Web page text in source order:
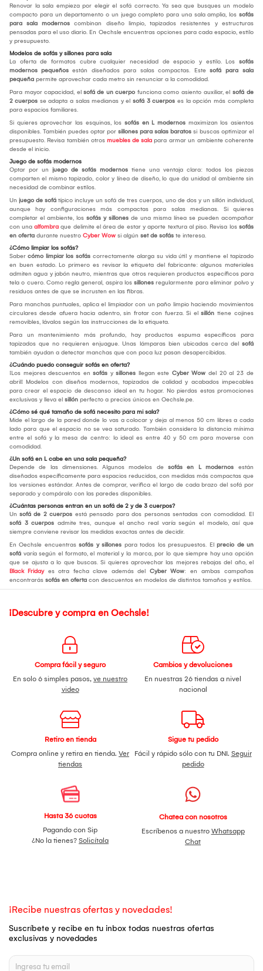
Renovar la sala empieza por elegir el sofá correcto. Ya sea que busques un modelo
compacto para un departamento o un juego completo para una sala amplia, los sofás
para sala modernos combinan diseño limpio, tapizados resistentes y estructuras
pensadas para el uso diario. En Oechsle encuentras opciones para cada espacio, estilo
y presupuesto.
Modelos de sofás y sillones para sala
La oferta de formatos cubre cualquier necesidad de espacio y estilo. Los sofás
modernos pequeños están diseñados para salas compactas. Este sofá para sala
pequeña permite aprovechar cada metro sin renunciar a la comodidad.
Para mayor capacidad, el sofá de un cuerpo funciona como asiento auxiliar, el sofá de
2 cuerpos se adapta a salas medianas y el sofá 3 cuerpos es la opción más completa
para espacios familiares.
Si quieres aprovechar las esquinas, los sofás en L modernos maximizan los asientos
disponibles. También puedes optar por sillones para salas baratos si buscas optimizar el
presupuesto. Revisa también otros muebles de sala para armar un ambiente coherente
desde el inicio.
Juego de sofás modernos
Optar por un juego de sofás modernos tiene una ventaja clara: todos los piezas
comparten el mismo tapizado, color y línea de diseño, lo que da unidad al ambiente sin
necesidad de combinar estilos.
Un juego de sofá típico incluye un sofá de tres cuerpos, uno de dos y un sillón individual,
aunque hay configuraciones más compactas para salas medianas. Si quieres
completar el ambiente, los sofás y sillones de una misma línea se pueden acompañar
con una alfombra que delimite el área de estar y aporte textura al piso. Revisa los sofás
en oferta durante nuestro Cyber Wow si algún set de sofás te interesa.
¿Cómo limpiar los sofás?
Saber cómo limpiar los sofás correctamente alarga su vida útil y mantiene el tapizado
en buen estado. Lo primero es revisar la etiqueta del fabricante: algunos materiales
admiten agua y jabón neutro, mientras que otros requieren productos específicos para
tela o cuero. Como regla general, aspira los sillones regularmente para eliminar polvo y
residuos antes de que se incrusten en las fibras.
Para manchas puntuales, aplica el limpiador con un paño limpio haciendo movimientos
circulares desde afuera hacia adentro, sin frotar con fuerza. Si el sillón tiene cojines
removibles, lávalos según las instrucciones de la etiqueta.
Para un mantenimiento más profundo, hay productos espuma específicos para
tapizados que no requieren enjuague. Unas lámparas bien ubicadas cerca del sofá
también ayudan a detectar manchas que con poca luz pasan desapercibidas.
¿Cuándo puedo conseguir sofás en oferta?
¡Los mejores descuentos en sofás y sillones llegan este Cyber Wow del 20 al 23 de
abril! Modelos con diseños modernos, tapizados de calidad y acabados impecables
para crear el espacio de descanso ideal en tu hogar. No pierdas estas promociones
exclusivas y lleva el sillón perfecto a precios únicos en Oechsle.pe.
¿Cómo sé qué tamaño de sofá necesito para mi sala?
Mide el largo de la pared donde lo vas a colocar y deja al menos 50 cm libres a cada
lado para que el espacio no se vea saturado. También considera la distancia mínima
entre el sofá y la mesa de centro: lo ideal es entre 40 y 50 cm para moverse con
comodidad.
¿Un sofá en L cabe en una sala pequeña?
Depende de las dimensiones. Algunos modelos de sofás en L modernos están
diseñados específicamente para espacios reducidos, con medidas más compactas que
los versiones estándar. Antes de comprar, verifica el largo de cada brazo del sofá por
separado y compáralo con las paredes disponibles.
¿Cuántas personas entran en un sofá de 2 y de 3 cuerpos?
Un sofá de 2 cuerpos está pensado para dos personas sentadas con comodidad. El
sofá 3 cuerpos admite tres, aunque el ancho real varía según el modelo, así que
siempre conviene revisar las medidas exactas antes de decidir.
En Oechsle encuentras sofás y sillones para todos los presupuestos. El precio de un
sofá varía según el formato, el material y la marca, por lo que siempre hay una opción
que se ajusta a lo que buscas. Si quieres aprovechar las mejores rebajas del año, el
Black Fridayes otra fecha clave además del Cyber Wow: en ambas campañas
encontrarás sofás en oferta con descuentos en modelos de distintos tamaños y estilos.
¡Descubre y compra en Oechsle!
Compra fácil y seguro
En solo 6 simples pasos, ve nuestro
video
Cambios y devoluciones
En nuestras 26 tiendas a nivel
nacional
Retiro en tienda
Compra online y retira en tienda. Ver
tiendas
Sigue tu pedido
Fácil y rápido sólo con tu DNI. Seguir
pedido
Hasta 36 cuotas
Pagando con Sip
¿No la tienes? Solicítala
Chatea con nosotros
Escríbenos a nuestro Whatsapp
Chat
¡Recibe nuestras ofertas y novedades!
Suscríbete y recibe en tu inbox todas nuestras ofertas
exclusivas y novedades